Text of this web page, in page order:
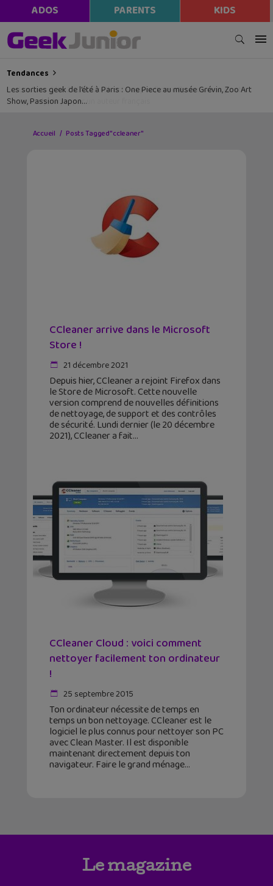
ADOS PARENTS KIDS
Tendances
Les sorties geek de l’été à Paris : One Piece au musée Grévin, Zoo Art
Show, Passion Japon…
Accueil Posts Tagged "ccleaner"
CCleaner arrive dans le Microsoft
Store !
21 décembre 2021
Depuis hier, CCleaner a rejoint Firefox dans
le Store de Microsoft. Cette nouvelle
version comprend de nouvelles définitions
de nettoyage, de support et des contrôles
de sécurité. Lundi dernier (le 20 décembre
2021), CCleaner a fait
CCleaner Cloud : voici comment
nettoyer facilement ton ordinateur
!
25 septembre 2015
Ton ordinateur nécessite de temps en
temps un bon nettoyage. CCleaner est le
logiciel le plus connus pour nettoyer son PC
avec Clean Master. Il est disponible
maintenant directement depuis ton
navigateur. Faire le grand ménage
Le magazine